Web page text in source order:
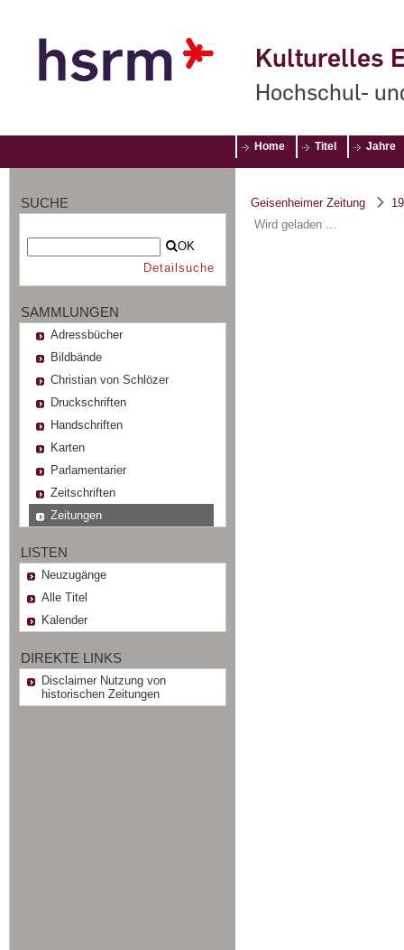
Kulturelles
Hochschul-
Home Titel Jahre
SUCHE
OK
Detailsuche
SAMMLUNGEN
Adressbücher
Bildbände
Christian von Schlözer
Druckschriften
Handschriften
Karten
Parlamentarier
Zeitschriften
Zeitungen
LISTEN
Neuzugänge
Alle Titel
Kalender
DIREKTE LINKS
Disclaimer Nutzung von
historischen Zeitungen
Geisenheimer Zeitung
Wird geladen ...